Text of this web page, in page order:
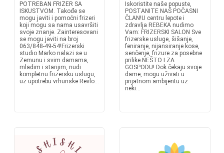
POTREBAN FRIZER SA
ISKUSTVOM. Takođe se
mogu javiti i pomoćni frizeri
koji mogu sa nama usavršiti
svoje znanje. Zainteresovani
se mogu javiti na broj
063/848-49-54!Frizerski
studio Marko nalazi se u
Zemunu i svim damama,
mlađim i starijim, nudi
kompletnu frizersku uslugu,
uz upotrebu vrhunske Revlo...
Iskoristite naše popuste,
POSTANITE NAŠ POČASNI
ČLAN!U centru lepote i
zdravlja REBEKA nudimo
Vam: FRIZERSKI SALON Sve
frizerske usluge, šišanje,
feniranje, nijansiranje kose,
senčenje, frizure za posebne
prilike.NEŠTO I ZA
GOSPODU! Dok čekaju svoje
dame, mogu uživati u
prijatnom ambijentu uz
neki...